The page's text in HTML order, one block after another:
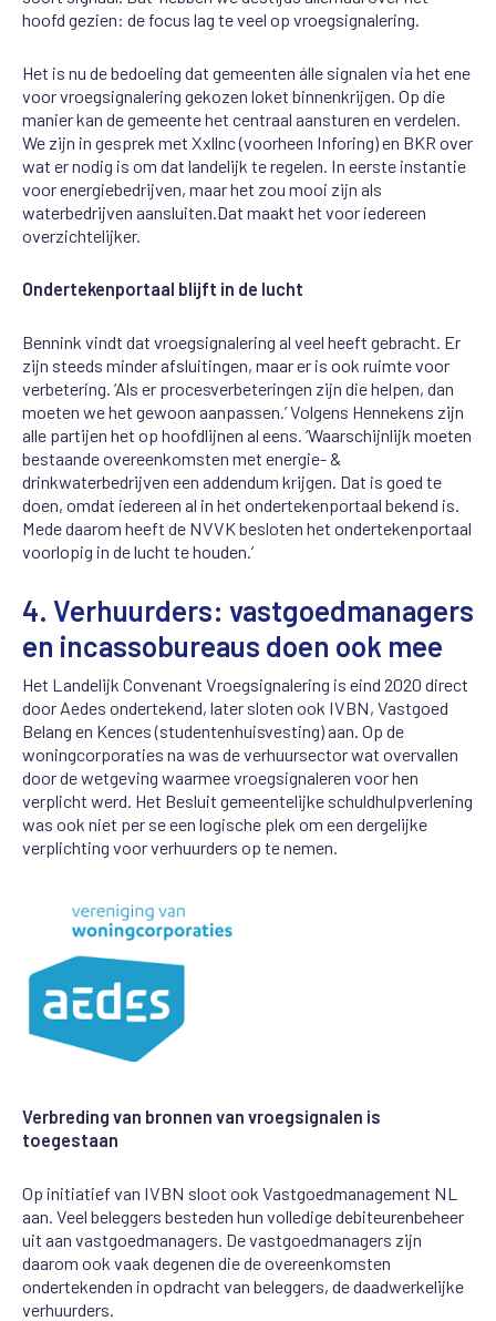
hoofd gezien: de focus lag te veel op vroegsignalering.
Het is nu de bedoeling dat gemeenten álle signalen via het ene
voorvroegsignalering gekozen loket binnenkrijgen. Op die
manier kan degemeente het centraal aansturen en verdelen.
We zijn in gesprek met Xxllnc(voorheen Inforing)en BKR over
wat er nodig is om dat landelijk te regelen. In eerste instantie
voorenergiebedrijven, maar het zou mooi zijn als
waterbedrijven aansluiten.Dat maakt het voor iedereen
overzichtelijker.
Ondertekenportaal blijft in de lucht
Bennink vindt dat vroegsignalering al veel heeft gebracht. Er
zijn steeds minder afsluitingen, maar er is ook ruimte voor
verbetering. ‘Als er procesverbeteringen zijn die helpen, dan
moeten we het gewoon aanpassen.’ Volgens Hennekens zijn
alle partijen het op hoofdlijnen al eens. ‘Waarschijnlijk moeten
bestaande overeenkomsten met energie- &
drinkwaterbedrijven een addendum krijgen. Dat is goed te
doen, omdat iedereen al in het ondertekenportaal bekend is.
Mededaarom heeft de NVVK besloten het ondertekenportaal
voorlopig in delucht tehouden.’
4. Verhuurders: vastgoedmanagers
en incassobureaus doen ook mee
Het Landelijk Convenant Vroegsignalering is eind 2020 direct
door Aedes ondertekend, later sloten ook IVBN, Vastgoed
Belang en Kences (studentenhuisvesting) aan. Op de
woningcorporaties na was de verhuursector wat overvallen
door de wetgeving waarmee vroegsignaleren voor hen
verplicht werd. Het Besluit gemeentelijke schuldhulpverlening
was ook niet per se een logische plek om een dergelijke
verplichting voor verhuurders op te nemen.
Verbreding van bronnen van vroegsignalen is
toegestaan
Op initiatief van IVBN sloot ook Vastgoedmanagement NL
aan. Veel beleggers besteden hun volledige debiteurenbeheer
uit aan vastgoedmanagers. De vastgoedmanagers zijn
daarom ook vaak degenen die de overeenkomsten
ondertekenden in opdracht van beleggers, de daadwerkelijke
verhuurders.